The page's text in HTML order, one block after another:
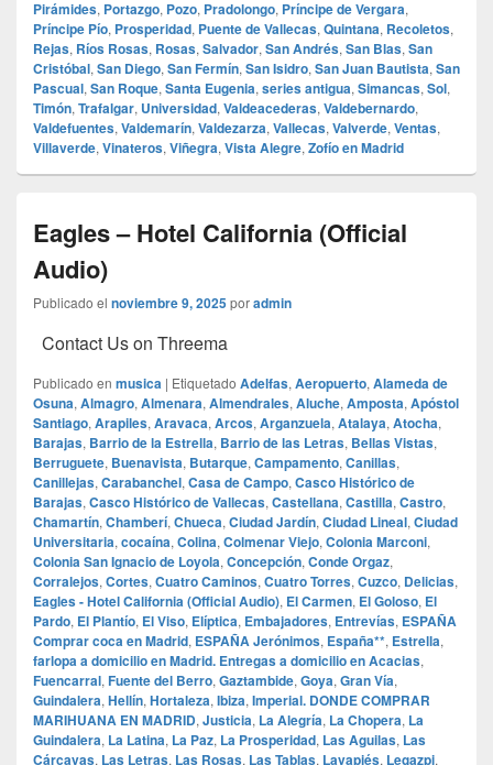
Pirámides, Portazgo, Pozo, Pradolongo, Príncipe de Vergara,
Príncipe Pío, Prosperidad, Puente de Vallecas, Quintana, Recoletos,
Rejas, Ríos Rosas, Rosas, Salvador, San Andrés, San Blas, San
Cristóbal, San Diego, San Fermín, San Isidro, San Juan Bautista, San
Pascual, San Roque, Santa Eugenia, series antigua, Simancas, Sol,
Timón, Trafalgar, Universidad, Valdeacederas, Valdebernardo,
Valdefuentes, Valdemarín, Valdezarza, Vallecas, Valverde, Ventas,
Villaverde, Vinateros, Viñegra, Vista Alegre, Zofío en Madrid
Eagles – Hotel California (Official
Audio)
Publicado el noviembre 9, 2025poradmin
Contact Us on Threema
Publicado en musica | Etiquetado Adelfas, Aeropuerto, Alameda de
Osuna, Almagro, Almenara, Almendrales, Aluche, Amposta, Apóstol
Santiago, Arapiles, Aravaca, Arcos, Arganzuela, Atalaya, Atocha,
Barajas, Barrio de la Estrella, Barrio de las Letras, Bellas Vistas,
Berruguete, Buenavista, Butarque, Campamento, Canillas,
Canillejas, Carabanchel, Casa de Campo, Casco Histórico de
Barajas, Casco Histórico de Vallecas, Castellana, Castilla, Castro,
Chamartín, Chamberí, Chueca, Ciudad Jardín, Ciudad Lineal, Ciudad
Universitaria, cocaína, Colina, Colmenar Viejo, Colonia Marconi,
Colonia San Ignacio de Loyola, Concepción, Conde Orgaz,
Corralejos, Cortes, Cuatro Caminos, Cuatro Torres, Cuzco, Delicias,
Eagles - Hotel California (Official Audio), El Carmen, El Goloso, El
Pardo, El Plantío, El Viso, Elíptica, Embajadores, Entrevías, ESPAÑA
Comprar coca en Madrid, ESPAÑA Jerónimos, España**, Estrella,
farlopa a domicilio en Madrid. Entregas a domicilio en Acacias,
Fuencarral, Fuente del Berro, Gaztambide, Goya, Gran Vía,
Guindalera, Hellín, Hortaleza, Ibiza, Imperial. DONDE COMPRAR
MARIHUANA EN MADRID, Justicia, La Alegría, La Chopera, La
Guindalera, La Latina, La Paz, La Prosperidad, Las Aguilas, Las
Cárcavas, Las Letras, Las Rosas, Las Tablas, Lavapiés, Legazpi,